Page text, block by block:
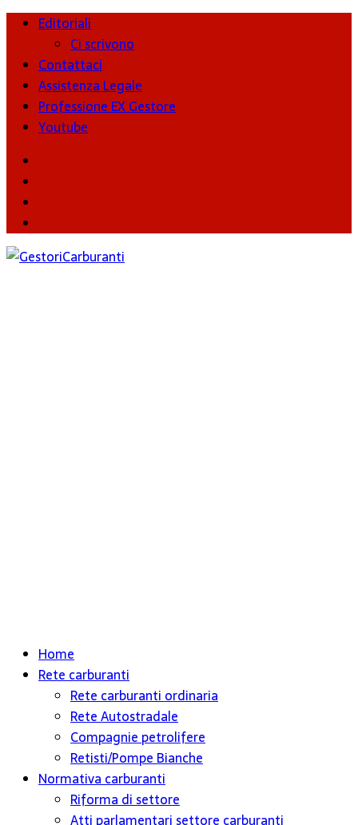
Editoriali
Ci scrivono
Contattaci
Assistenza Legale
Professione EX Gestore
Youtube
Home
Rete carburanti
Rete carburanti ordinaria
Rete Autostradale
Compagnie petrolifere
Retisti/Pompe Bianche
Normativa carburanti
Riforma di settore
Atti parlamentari settore carburanti